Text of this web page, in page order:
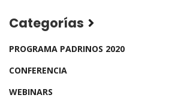
Categorías
PROGRAMA PADRINOS 2020
CONFERENCIA
WEBINARS